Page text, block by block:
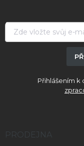
Přihlášením k
PRODEJNA